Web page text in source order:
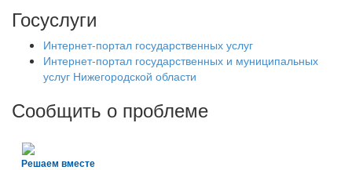
Госуслуги
Интернет-портал государственных услуг
Интернет-портал государственных и муниципальных
услуг Нижегородской области
Сообщить о проблеме
Решаем вместе